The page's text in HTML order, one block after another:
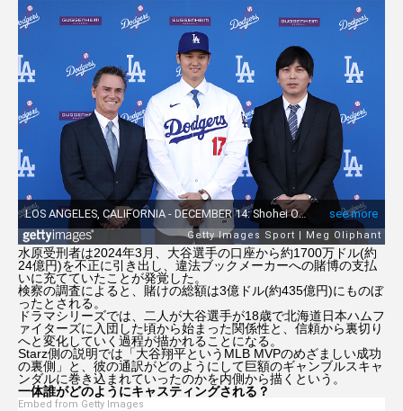
ドラマ版『ハリー・ポッター』
ニコール・キッドマン ニコラス・ケイジ
ハリー・ポッター ハリウッド
ハル・ベリー
ファンタスティック４：ファースト・ステップ
プラダを着た悪魔 プラダを着た悪魔2
ブラッド・ピット プレデター：バッドランド
フレンズ ペドロ・パスカル
マーティ・シュプリーム 世界をつかめ
水原受刑者は2024年3月、大谷選手の口座から約1700万ドル(約
24億円)を不正に引き出し、違法ブックメーカーへの賭博の支払
いに充てていたことが発覚した。
検察の調査によると、賭けの総額は3億ドル(約435億円)にものぼ
ったとされる。
ドラマシリーズでは、二人が大谷選手が18歳で北海道日本ハムフ
ァイターズに入団した頃から始まった関係性と、信頼から裏切り
へと変化していく過程が描かれることになる。
Starz側の説明では「大谷翔平というMLB MVPのめざましい成功
の裏側」と、彼の通訳がどのようにして巨額のギャンブルスキャ
ンダルに巻き込まれていったのかを内側から描くという。
一体誰がどのようにキャスティングされる？
Embed from Getty Images